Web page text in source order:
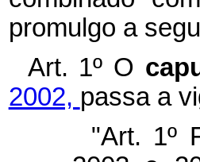
promulgo a
Art. 1º O
2002, passa a
"Art. 1º